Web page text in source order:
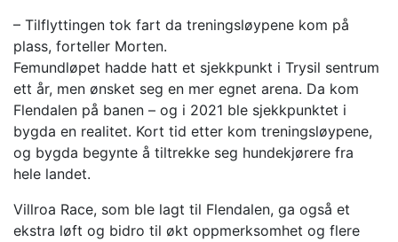
– Tilflyttingen tok fart da treningsløypene kom på
plass, forteller Morten.
Femundløpet hadde hatt et sjekkpunkt i Trysil sentrum
ett år, men ønsket seg en mer egnet arena. Da kom
Flendalen på banen – og i 2021 ble sjekkpunktet i
bygda en realitet. Kort tid etter kom treningsløypene,
og bygda begynte å tiltrekke seg hundekjørere fra
hele landet.
Villroa Race, som ble lagt til Flendalen, ga også et
ekstra løft og bidro til økt oppmerksomhet og flere